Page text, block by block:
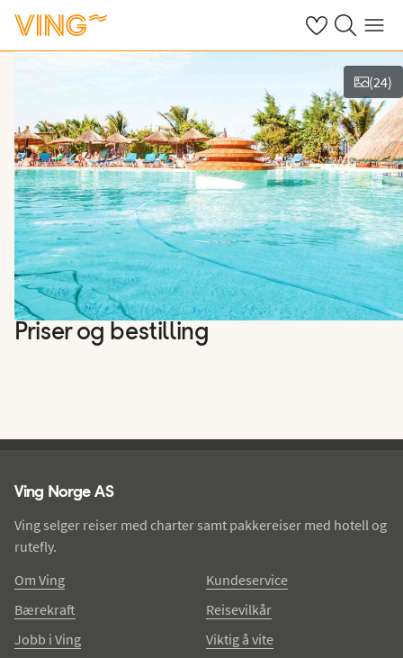
Se dine sparte
Søk påMeny
Se bilder og film
(24)
Priser og bestilling
Ving Norge AS
Ving selger reiser med charter samt pakkereiser med hotell og
rutefly.
Om Ving
Bærekraft
Jobb i Ving
Kundeservice
Reisevilkår
Viktig å vite